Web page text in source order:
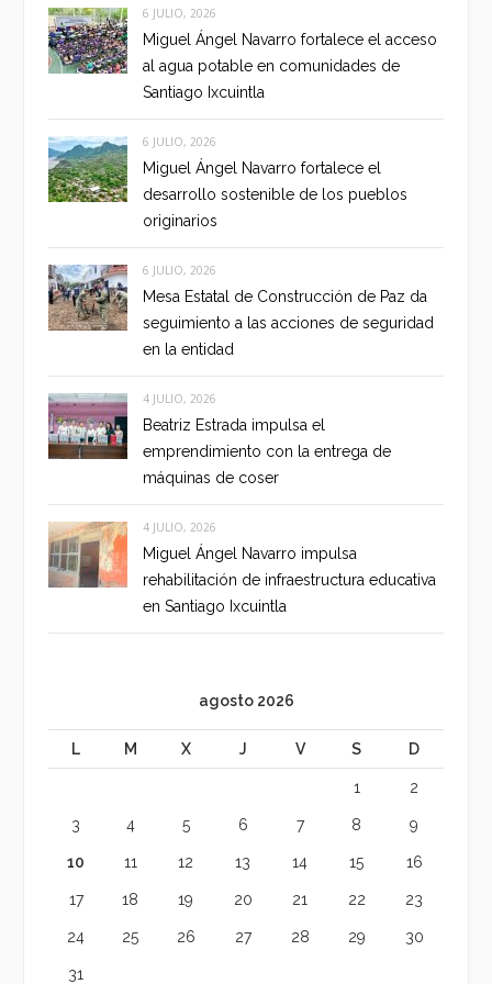
6 JULIO, 2026
Miguel Ángel Navarro fortalece el acceso
al agua potable en comunidades de
Santiago Ixcuintla
6 JULIO, 2026
Miguel Ángel Navarro fortalece el
desarrollo sostenible de los pueblos
originarios
6 JULIO, 2026
Mesa Estatal de Construcción de Paz da
seguimiento a las acciones de seguridad
en la entidad
4 JULIO, 2026
Beatriz Estrada impulsa el
emprendimiento con la entrega de
máquinas de coser
4 JULIO, 2026
Miguel Ángel Navarro impulsa
rehabilitación de infraestructura educativa
en Santiago Ixcuintla
agosto 2026
L M X J V S D
1 2
3 4 5 6 7 8 9
10 11 12 13 14 15 16
17 18 19 20 21 22 23
24 25 26 27 28 29 30
31